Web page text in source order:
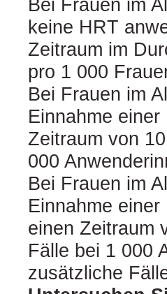
Bei Frauen im
keine HRT
Zeitraum im
pro 1 000
Bei Frauen im
Einnahme
Zeitraum von
000
Bei Frauen im
Einnahme
einen Zeitraum
Fälle bei 1 000
zusätzliche